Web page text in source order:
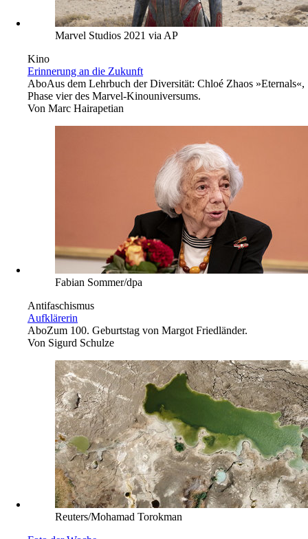
Studie »Technologisches Regieren«.
Thomas Land
Marvel Studios 2021 via AP
Erinnerung an die Zukunft
Aus dem Lehrbuch der Diversität: Chloé Zhaos »Eternals«,
Phase vier des Marvel-Kinouniversums.
Marc Hairapetian
Fabian Sommer/dpa
Antifaschismus
Aufklärerin
Zum 100. Geburtstag von Margot Friedländer.
Sigurd Schulze